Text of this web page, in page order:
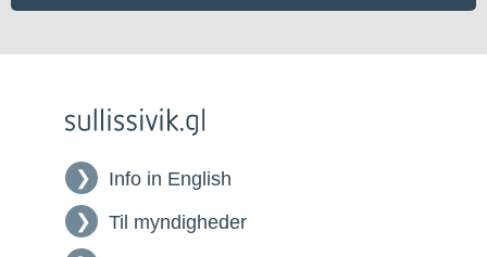
Info in English
Til myndigheder